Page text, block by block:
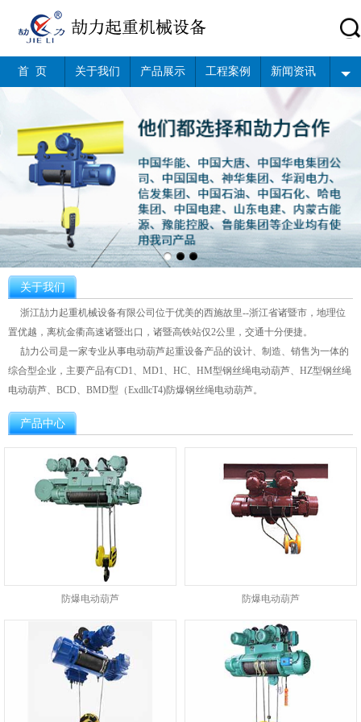
首 页 关于我们 产品展示 工程案例 新闻资讯
关于我们
浙江劼力起重机械设备有限公司位于优美的西施故里--浙江省诸暨市，地理位
置优越，离杭金衢高速诸暨出口，诸暨高铁站仅2公里，交通十分便捷。
劼力公司是一家专业从事电动葫芦起重设备产品的设计、制造、销售为一体的
综合型企业，主要产品有CD1、MD1、HC、HM型钢丝绳电动葫芦、HZ型钢丝绳
电动葫芦、BCD、BMD型（ExdllcT4)防爆钢丝绳电动葫芦。
产品中心
防爆电动葫芦 防爆电动葫芦